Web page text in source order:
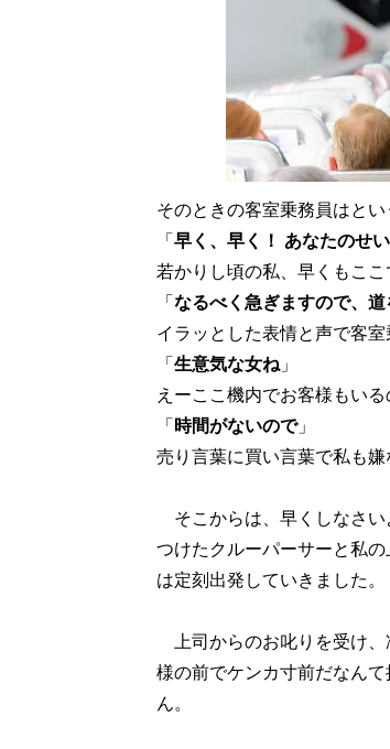
そのときの客室乗務員はと
「 早く、早く！ あなたのせ
若かりし頃の私、早くもここ
「 なるべく急ぎますので、
イラッとした表情と声で客
「 生意気な女ね 」
えーここ機内でお客様もい
「 時間がないので」
売り言葉に買い言葉で私も嫌
そこからは、早くしなさい
つけたクルーパーサーと私
は定刻出発していきました。
上司からのお叱りを受け、
様の前でケンカ寸前だなん
ん。